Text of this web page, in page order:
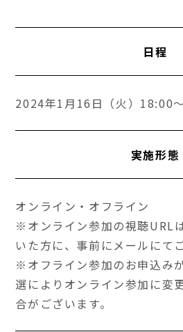
日程
2024年1月16日（火）18:00
実施形態
オンライン・オフライン
※オンライン参加の視聴URL
いた方に、事前にメールにて
※オフライン参加のお申込み
選によりオンライン参加に変
合がございます。